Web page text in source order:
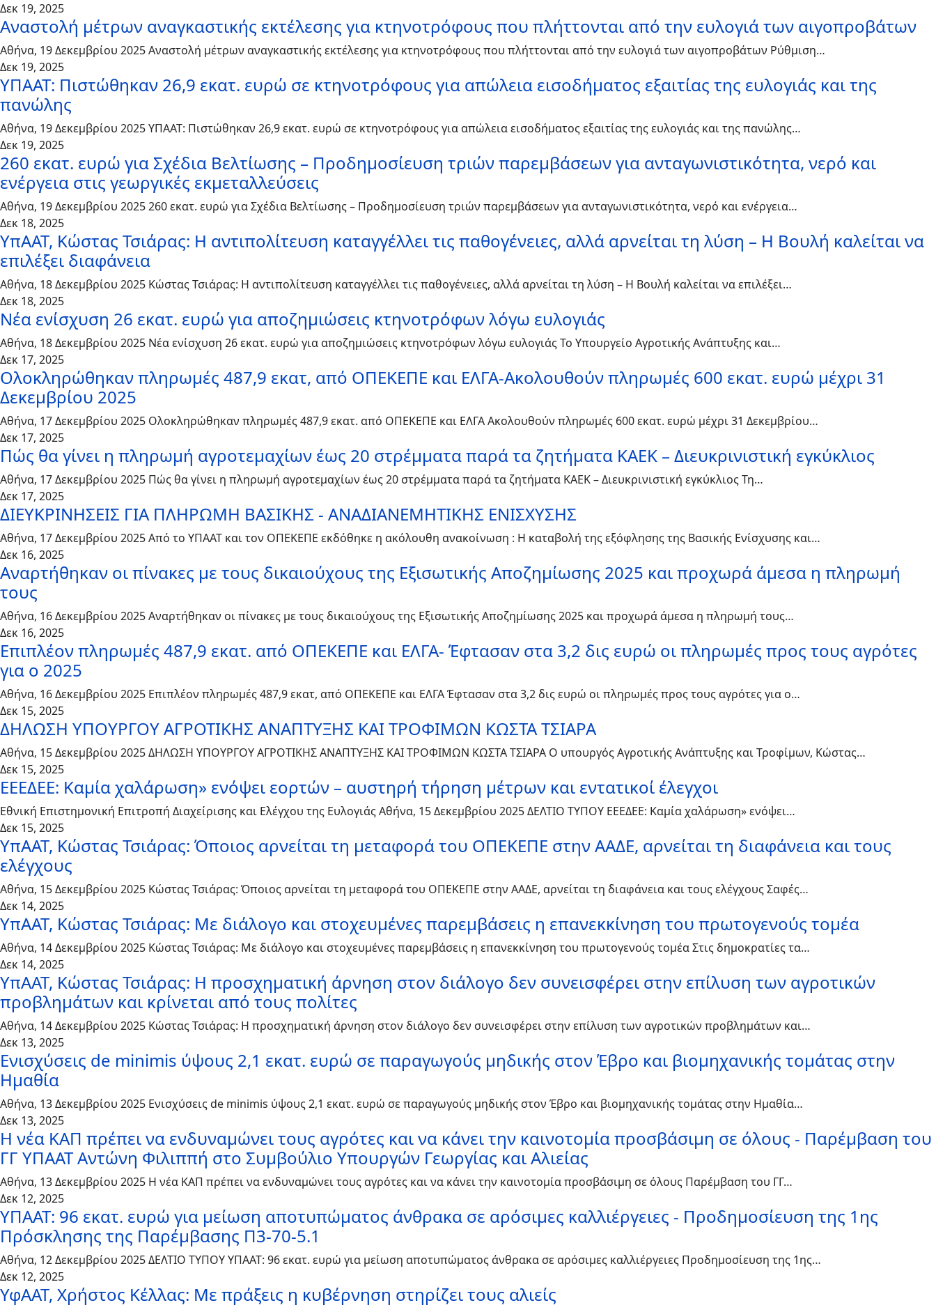
Δεκ 19, 2025
Αναστολή μέτρων αναγκαστικής εκτέλεσης για κτηνοτρόφους που πλήττονται από την ευλογιά των αιγοπροβάτων
Αθήνα, 19 Δεκεμβρίου 2025 Αναστολή μέτρων αναγκαστικής εκτέλεσης για κτηνοτρόφους που πλήττονται από την ευλογιά των αιγοπροβάτων Ρύθμιση…
Δεκ 19, 2025
ΥΠΑΑΤ: Πιστώθηκαν 26,9 εκατ. ευρώ σε κτηνοτρόφους για απώλεια εισοδήματος εξαιτίας της ευλογιάς και της
πανώλης
Αθήνα, 19 Δεκεμβρίου 2025 ΥΠΑΑΤ: Πιστώθηκαν 26,9 εκατ. ευρώ σε κτηνοτρόφους για απώλεια εισοδήματος εξαιτίας της ευλογιάς και της πανώλης…
Δεκ 19, 2025
260 εκατ. ευρώ για Σχέδια Βελτίωσης – Προδημοσίευση τριών παρεμβάσεων για ανταγωνιστικότητα, νερό και
ενέργεια στις γεωργικές εκμεταλλεύσεις
Αθήνα, 19 Δεκεμβρίου 2025 260 εκατ. ευρώ για Σχέδια Βελτίωσης – Προδημοσίευση τριών παρεμβάσεων για ανταγωνιστικότητα, νερό και ενέργεια…
Δεκ 18, 2025
ΥπΑΑΤ, Κώστας Τσιάρας: Η αντιπολίτευση καταγγέλλει τις παθογένειες, αλλά αρνείται τη λύση – Η Βουλή καλείται να
επιλέξει διαφάνεια
Αθήνα, 18 Δεκεμβρίου 2025 Κώστας Τσιάρας: Η αντιπολίτευση καταγγέλλει τις παθογένειες, αλλά αρνείται τη λύση – Η Βουλή καλείται να επιλέξει…
Δεκ 18, 2025
Νέα ενίσχυση 26 εκατ. ευρώ για αποζημιώσεις κτηνοτρόφων λόγω ευλογιάς
Αθήνα, 18 Δεκεμβρίου 2025 Νέα ενίσχυση 26 εκατ. ευρώ για αποζημιώσεις κτηνοτρόφων λόγω ευλογιάς Το Υπουργείο Αγροτικής Ανάπτυξης και…
Δεκ 17, 2025
Ολοκληρώθηκαν πληρωμές 487,9 εκατ, από ΟΠΕΚΕΠΕ και ΕΛΓΑ-Ακολουθούν πληρωμές 600 εκατ. ευρώ μέχρι 31
Δεκεμβρίου 2025
Αθήνα, 17 Δεκεμβρίου 2025 Ολοκληρώθηκαν πληρωμές 487,9 εκατ. από ΟΠΕΚΕΠΕ και ΕΛΓΑ Ακολουθούν πληρωμές 600 εκατ. ευρώ μέχρι 31 Δεκεμβρίου…
Δεκ 17, 2025
Πώς θα γίνει η πληρωμή αγροτεμαχίων έως 20 στρέμματα παρά τα ζητήματα ΚΑΕΚ – Διευκρινιστική εγκύκλιος
Αθήνα, 17 Δεκεμβρίου 2025 Πώς θα γίνει η πληρωμή αγροτεμαχίων έως 20 στρέμματα παρά τα ζητήματα ΚΑΕΚ – Διευκρινιστική εγκύκλιος Τη…
Δεκ 17, 2025
ΔΙΕΥΚΡΙΝΗΣΕΙΣ ΓΙΑ ΠΛΗΡΩΜΗ ΒΑΣΙΚΗΣ - ΑΝΑΔΙΑΝΕΜΗΤΙΚΗΣ ΕΝΙΣΧΥΣΗΣ
Αθήνα, 17 Δεκεμβρίου 2025 Από το ΥΠΑΑΤ και τον ΟΠΕΚΕΠΕ εκδόθηκε η ακόλουθη ανακοίνωση : Η καταβολή της εξόφλησης της Βασικής Ενίσχυσης και…
Δεκ 16, 2025
Αναρτήθηκαν οι πίνακες με τους δικαιούχους της Εξισωτικής Αποζημίωσης 2025 και προχωρά άμεσα η πληρωμή
τους
Αθήνα, 16 Δεκεμβρίου 2025 Αναρτήθηκαν οι πίνακες με τους δικαιούχους της Εξισωτικής Αποζημίωσης 2025 και προχωρά άμεσα η πληρωμή τους…
Δεκ 16, 2025
Επιπλέον πληρωμές 487,9 εκατ. από ΟΠΕΚΕΠΕ και ΕΛΓΑ- Έφτασαν στα 3,2 δις ευρώ οι πληρωμές προς τους αγρότες
για ο 2025
Αθήνα, 16 Δεκεμβρίου 2025 Επιπλέον πληρωμές 487,9 εκατ, από ΟΠΕΚΕΠΕ και ΕΛΓΑ Έφτασαν στα 3,2 δις ευρώ οι πληρωμές προς τους αγρότες για ο…
Δεκ 15, 2025
ΔΗΛΩΣΗ ΥΠΟΥΡΓΟΥ ΑΓΡΟΤΙΚΗΣ ΑΝΑΠΤΥΞΗΣ ΚΑΙ ΤΡΟΦΙΜΩΝ ΚΩΣΤΑ ΤΣΙΑΡΑ
Αθήνα, 15 Δεκεμβρίου 2025 ΔΗΛΩΣΗ ΥΠΟΥΡΓΟΥ ΑΓΡΟΤΙΚΗΣ ΑΝΑΠΤΥΞΗΣ ΚΑΙ ΤΡΟΦΙΜΩΝ ΚΩΣΤΑ ΤΣΙΑΡΑ Ο υπουργός Αγροτικής Ανάπτυξης και Τροφίμων, Κώστας…
Δεκ 15, 2025
ΕΕΕΔΕΕ: Καμία χαλάρωση» ενόψει εορτών – αυστηρή τήρηση μέτρων και εντατικοί έλεγχοι
Εθνική Επιστημονική Επιτροπή Διαχείρισης και Ελέγχου της Ευλογιάς Αθήνα, 15 Δεκεμβρίου 2025 ΔΕΛΤΙΟ ΤΥΠΟΥ ΕΕΕΔΕΕ: Καμία χαλάρωση» ενόψει…
Δεκ 15, 2025
ΥπΑΑΤ, Κώστας Τσιάρας: Όποιος αρνείται τη μεταφορά του ΟΠΕΚΕΠΕ στην ΑΑΔΕ, αρνείται τη διαφάνεια και τους
ελέγχους
Αθήνα, 15 Δεκεμβρίου 2025 Κώστας Τσιάρας: Όποιος αρνείται τη μεταφορά του ΟΠΕΚΕΠΕ στην ΑΑΔΕ, αρνείται τη διαφάνεια και τους ελέγχους Σαφές…
Δεκ 14, 2025
ΥπΑΑΤ, Κώστας Τσιάρας: Με διάλογο και στοχευμένες παρεμβάσεις η επανεκκίνηση του πρωτογενούς τομέα
Αθήνα, 14 Δεκεμβρίου 2025 Κώστας Τσιάρας: Με διάλογο και στοχευμένες παρεμβάσεις η επανεκκίνηση του πρωτογενούς τομέα Στις δημοκρατίες τα…
Δεκ 14, 2025
ΥπΑΑΤ, Κώστας Τσιάρας: Η προσχηματική άρνηση στον διάλογο δεν συνεισφέρει στην επίλυση των αγροτικών
προβλημάτων και κρίνεται από τους πολίτες
Αθήνα, 14 Δεκεμβρίου 2025 Κώστας Τσιάρας: Η προσχηματική άρνηση στον διάλογο δεν συνεισφέρει στην επίλυση των αγροτικών προβλημάτων και…
Δεκ 13, 2025
Ενισχύσεις de minimis ύψους 2,1 εκατ. ευρώ σε παραγωγούς μηδικής στον Έβρο και βιομηχανικής τομάτας στην
Ημαθία
Αθήνα, 13 Δεκεμβρίου 2025 Ενισχύσεις de minimis ύψους 2,1 εκατ. ευρώ σε παραγωγούς μηδικής στον Έβρο και βιομηχανικής τομάτας στην Ημαθία…
Δεκ 13, 2025
Η νέα ΚΑΠ πρέπει να ενδυναμώνει τους αγρότες και να κάνει την καινοτομία προσβάσιμη σε όλους - Παρέμβαση του
ΓΓ ΥΠΑΑΤ Αντώνη Φιλιππή στο Συμβούλιο Υπουργών Γεωργίας και Αλιείας
Αθήνα, 13 Δεκεμβρίου 2025 Η νέα ΚΑΠ πρέπει να ενδυναμώνει τους αγρότες και να κάνει την καινοτομία προσβάσιμη σε όλους Παρέμβαση του ΓΓ…
Δεκ 12, 2025
ΥΠΑΑΤ: 96 εκατ. ευρώ για μείωση αποτυπώματος άνθρακα σε αρόσιμες καλλιέργειες - Προδημοσίευση της 1ης
Πρόσκλησης της Παρέμβασης Π3-70-5.1
Αθήνα, 12 Δεκεμβρίου 2025 ΔΕΛΤΙΟ ΤΥΠΟΥ ΥΠΑΑΤ: 96 εκατ. ευρώ για μείωση αποτυπώματος άνθρακα σε αρόσιμες καλλιέργειες Προδημοσίευση της 1ης…
Δεκ 12, 2025
ΥφΑΑΤ, Χρήστος Κέλλας: Με πράξεις η κυβέρνηση στηρίζει τους αλιείς